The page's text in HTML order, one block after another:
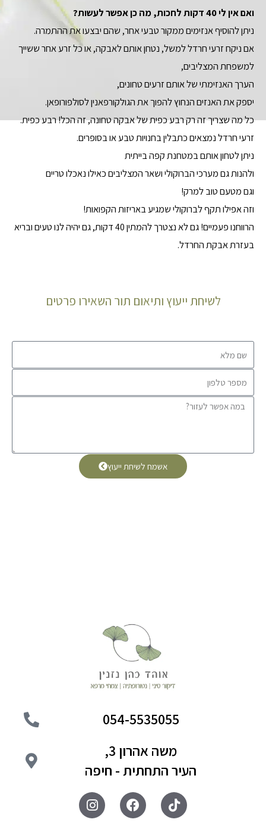
ואם אין לי 40 דקות לחכות, מה כן אפשר לעשות?
ניתן להוסיף אנזימים ממקור טבעי אחר, שהם יבצעו את ההתמרה.
אם ניקח זרעי חרדל למשל, נטחן אותם לאבקה, או כל זרע אחר ששייך
למשפחת המצליבים,
הערך האנזימתי של אותם זרעים טחונים,
יספק את האנזים הנחוץ להפוך את הגולקורפאנין לסולפורופאן.
כל מה שצריך זה רק רבע כפית של אבקה טחונה, זה הכל! רבע כפית.
זרעי חרדל נמצאים כתבלין בחנויות טבע או בסופרים.
ניתן לטחון אותם במטחנת קפה בייתית
ולהנות גם מערכי הברוקולי ושאר המצליבים כאילו נאכלו טריים
וגם מטעם טוב למרק!
וזה אפילו תקף לברוקולי שמגיע באריזות הקפואות!
הרווחנו פעמיים! גם לא נצטרך להמתין 40 דקות, גם יהיה לנו טעים ובריא
בעזרת אבקת החרדל.
לשיחת ייעוץ ותיאום תור השאירו פרטים
אשמח לשיחת ייעוץ
054-5535055
משה אהרון 3,
העיר התחתית - חיפה